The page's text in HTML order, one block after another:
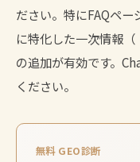
ださい。特にFAQペ
に特化した一次情報
の追加が有効です。
ください。
無料 GEO診断